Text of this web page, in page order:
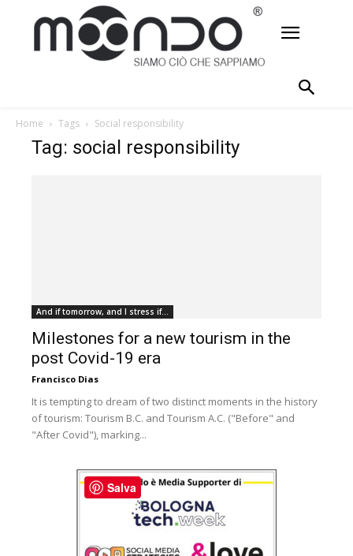
Home Tags Social responsibility
Tag: social responsibility
And if tomorrow, and I stress if...
Milestones for a new tourism in the
post Covid-19 era
Francisco Dias
It is tempting to dream of two distinct moments in the history
of tourism: Tourism B.C. and Tourism A.C. ("Before" and
"After Covid"), marking...
Salva